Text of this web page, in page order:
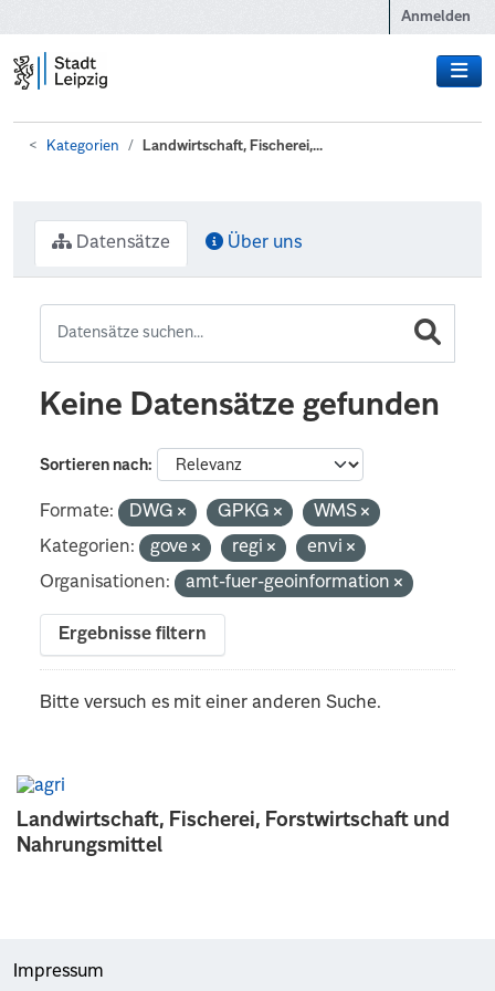
Anmelden
Kategorien Landwirtschaft, Fischerei,...
Landwirtschaft, Fischerei, Forstwirtschaft und
Nahrungsmittel
Datensätze Über uns
Keine Datensätze gefunden
Sortieren nach
Formate: DWG GPKG
WMS
Kategorien:
gove regi
envi
Organisationen:
amt-fuer-geoinformation
Ergebnisse filtern
Bitte versuch es mit einer anderen Suche.
Impressum